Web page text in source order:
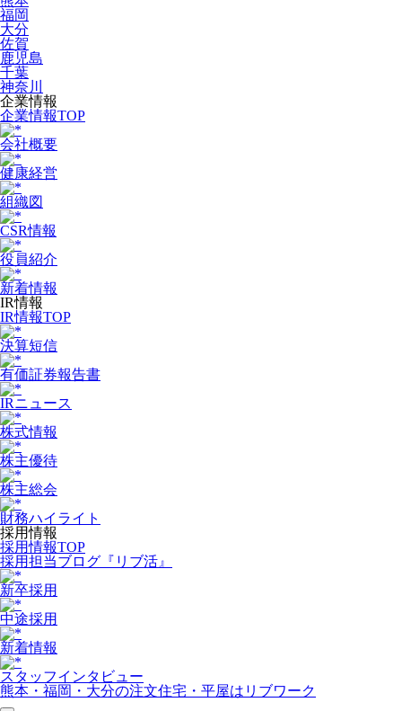
福岡
大分
佐賀
鹿児島
千葉
神奈川
企業情報
企業情報TOP
会社概要
健康経営
組織図
CSR情報
役員紹介
新着情報
IR情報
IR情報TOP
決算短信
有価証券報告書
IRニュース
株式情報
株主優待
株主総会
財務ハイライト
採用情報
採用情報TOP
採用担当ブログ『リブ活』
新卒採用
中途採用
新着情報
スタッフインタビュー
熊本・福岡・大分の注文住宅・平屋はリブワーク